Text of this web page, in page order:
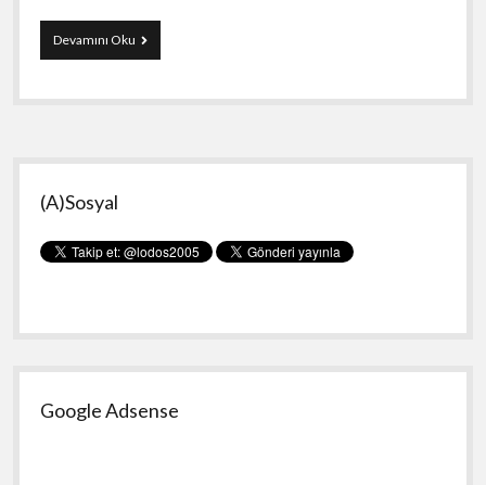
Devamını OkuYeni
Makine
Yan
Menü
(A)Sosyal
Google Adsense